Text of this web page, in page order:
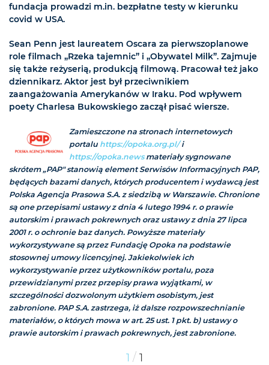
fundacja prowadzi m.in. bezpłatne testy w kierunku
covid w USA.
Sean Penn jest laureatem Oscara za pierwszoplanowe
role filmach „Rzeka tajemnic” i „Obywatel Milk”. Zajmuje
się także reżyserią, produkcją filmową. Pracował też jako
dziennikarz. Aktor jest był przeciwnikiem
zaangażowania Amerykanów w Iraku. Pod wpływem
poety Charlesa Bukowskiego zaczął pisać wiersze.
Zamieszczone na stronach internetowych
portalu https://opoka.org.pl/i
https://opoka.newsmateriały sygnowane
skrótem „PAP" stanowią element Serwisów Informacyjnych PAP,
będących bazami danych, których producentem i wydawcą jest
Polska Agencja Prasowa S.A. z siedzibą w Warszawie. Chronione
są one przepisami ustawy z dnia 4 lutego 1994 r. o prawie
autorskim i prawach pokrewnych oraz ustawy z dnia 27 lipca
2001 r. o ochronie baz danych. Powyższe materiały
wykorzystywane są przez Fundację Opoka na podstawie
stosownej umowy licencyjnej. Jakiekolwiek ich
wykorzystywanie przez użytkowników portalu, poza
przewidzianymi przez przepisy prawa wyjątkami, w
szczególności dozwolonym użytkiem osobistym, jest
zabronione. PAP S.A. zastrzega, iż dalsze rozpowszechnianie
materiałów, o których mowa w art. 25 ust. 1 pkt. b) ustawy o
prawie autorskim i prawach pokrewnych, jest zabronione.
1 / 1